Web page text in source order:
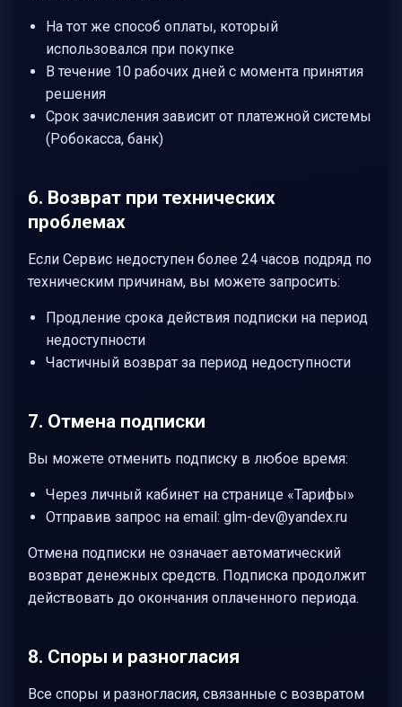
На тот же способ оплаты, который
использовался при покупке
В течение 10 рабочих дней с момента принятия
решения
Срок зачисления зависит от платежной системы
(Робокасса, банк)
6. Возврат при технических
проблемах
Если Сервис недоступен более 24 часов подряд по
техническим причинам, вы можете запросить:
Продление срока действия подписки на период
недоступности
Частичный возврат за период недоступности
7. Отмена подписки
Вы можете отменить подписку в любое время:
Через личный кабинет на странице «Тарифы»
Отправив запрос на email: glm-dev@yandex.ru
Отмена подписки не означает автоматический
возврат денежных средств. Подписка продолжит
действовать до окончания оплаченного периода.
8. Споры и разногласия
Все споры и разногласия, связанные с возвратом